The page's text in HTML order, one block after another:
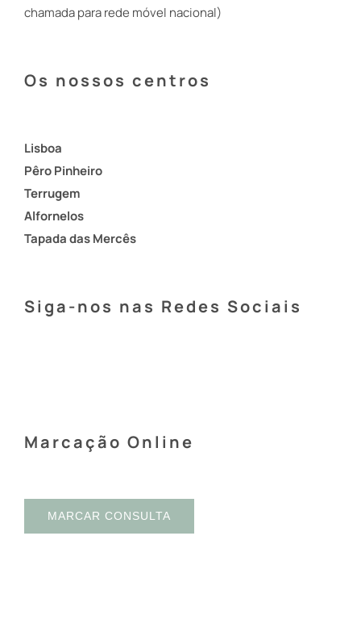
chamada para rede móvel nacional)
Os nossos centros
Lisboa
Pêro Pinheiro
Terrugem
Alfornelos
Tapada das Mercês
Siga-nos nas Redes Sociais
Marcação Online
MARCAR CONSULTA